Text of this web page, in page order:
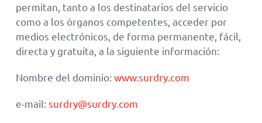
permitan, tanto a los destinatarios del servicio
como a los órganos competentes, acceder por
medios electrónicos, de forma permanente, fácil,
directa y gratuita, a la siguiente información:
Nombre del dominio: www.surdry.com
e-mail: surdry@surdry.com